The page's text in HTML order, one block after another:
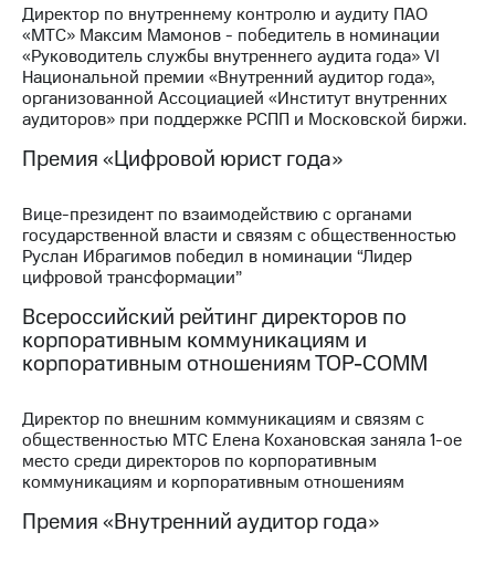
Медиа-центр
Пресс-
релизы
МТС
Интервью
Финансовая
отчетность
Контакты
Новости
регионе
и акционерам
Корпоративное
управление
Корпоративный
Директор по внутреннему контролю и аудиту ПАО
«МТС» Максим Мамонов - победитель в номинации
«Руководитель службы внутреннего аудита года» VI
Национальной премии «Внутренний аудитор года»,
организованной Ассоциацией «Институт внутренних
аудиторов» при поддержке РСПП и Московской биржи.
Премия «Цифровой юрист года»
Вице-президент по взаимодействию с органами
государственной власти и связям с общественностью
Руслан Ибрагимов победил в номинации “Лидер
цифровой трансформации”
Всероссийский рейтинг директоров по
корпоративным коммуникациям и
корпоративным отношениям ТОР-СОММ
Директор по внешним коммуникациям и связям с
общественностью МТС Елена Кохановская заняла 1-ое
место среди директоров по корпоративным
коммуникациям и корпоративным отношениям
Премия «Внутренний аудитор года»